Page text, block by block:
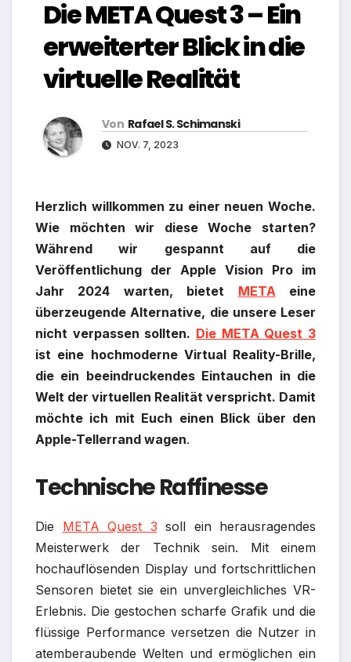
Die META Quest 3 – Ein
erweiterter Blick in die
virtuelle Realität
Von Rafael S. Schimanski
NOV. 7, 2023
Herzlich willkommen zu einer neuen Woche.
Wie möchten wir diese Woche starten?
Während wir gespannt auf die
Veröffentlichung der Apple Vision Pro im
Jahr 2024 warten, bietet META eine
überzeugende Alternative, die unsere Leser
nicht verpassen sollten. Die META Quest 3
ist eine hochmoderne Virtual Reality-Brille,
die ein beeindruckendes Eintauchen in die
Welt der virtuellen Realität verspricht. Damit
möchte ich mit Euch einen Blick über den
Apple-Tellerrand wagen.
Technische Raffinesse
Die META Quest 3 soll ein herausragendes
Meisterwerk der Technik sein. Mit einem
hochauflösenden Display und fortschrittlichen
Sensoren bietet sie ein unvergleichliches VR-
Erlebnis. Die gestochen scharfe Grafik und die
flüssige Performance versetzen die Nutzer in
atemberaubende Welten und ermöglichen ein